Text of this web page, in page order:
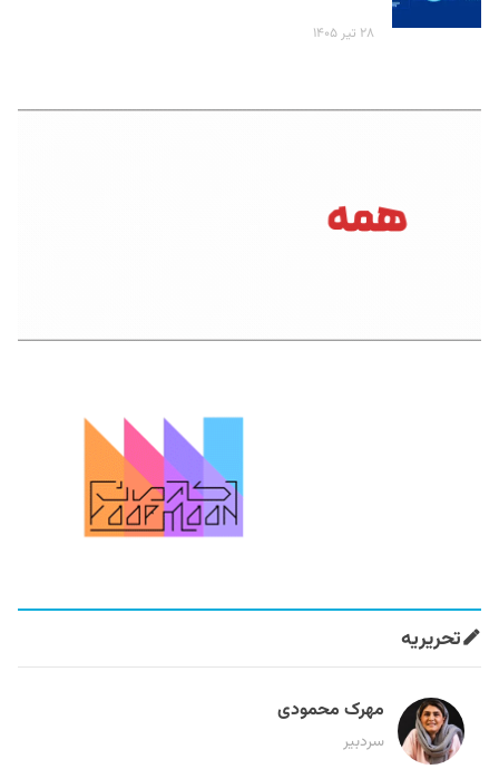
۲۸ تیر ۱۴۰۵
تحریریه
مهرک محمودی
سردبیر